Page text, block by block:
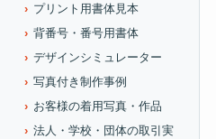
プリント用書体見本
背番号・番号用書体
デザインシミュレーター
写真付き制作事例
お客様の着用写真・作品
法人・学校・団体の取引実